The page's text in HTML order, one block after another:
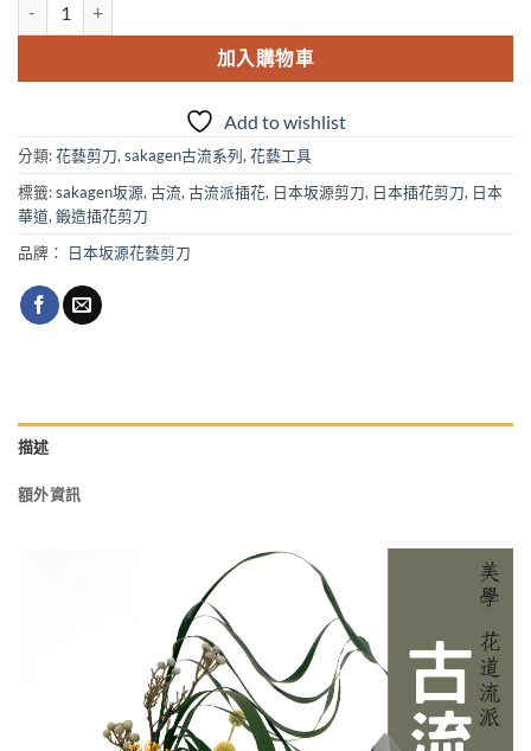
加入購物車
Add to wishlist
分類:花藝剪刀, sakagen古流系列, 花藝工具
標籤:sakagen坂源, 古流, 古流派插花, 日本坂源剪刀, 日本插花剪刀, 日本
華道, 鍛造插花剪刀
品牌：
日本坂源花藝剪刀
描述
額外資訊